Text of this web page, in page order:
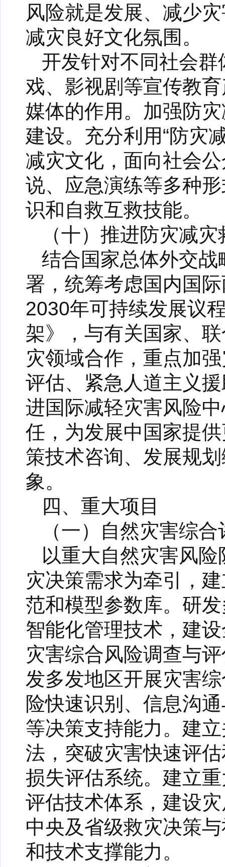
风险就是发展、减少
减灾良好文化氛围。
开发针对不同社会
戏、影视剧等宣传教
媒体的作用。加强防
建设。充分利用“防灾
减灾文化，面向社会
说、应急演练等多种
识和自救互救技能。
（十）推进防灾减
结合国家总体外交战
署，统筹考虑国内国
2030年可持续发展议
架》，与有关国家、
灾领域合作，重点加
评估、紧急人道主义
进国际减轻灾害风险
任，为发展中国家提
策技术咨询、发展规
象。
四、重大项目
（一）自然灾害综
以重大自然灾害风
灾决策需求为牵引，
范和模型参数库。研
智能化管理技术，建
灾害综合风险调查与
发多发地区开展灾害
险快速识别、信息沟
等决策支持能力。建
法，突破灾害快速评
损失评估系统。建立
评估技术体系，建设
中央及省级救灾决策
和技术支撑能力。